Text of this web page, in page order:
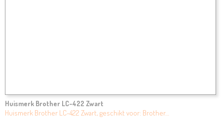
Huismerk Brother LC-422 Zwart
Huismerk Brother LC-422 Zwart, geschikt voor: Brother…